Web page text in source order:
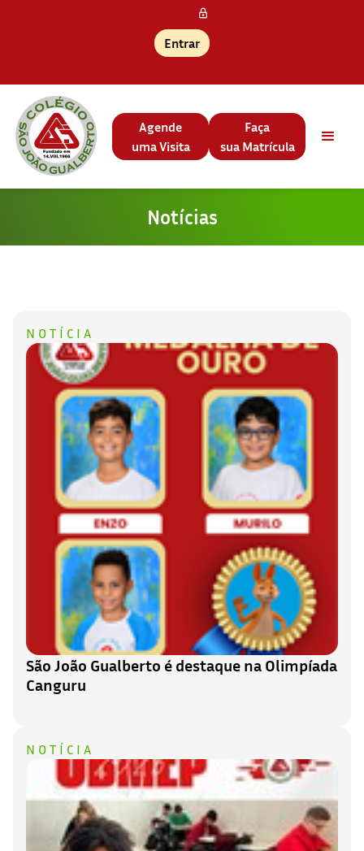
Entrar
Agende
uma Visita
Faça
sua Matrícula
Notícias
NOTÍCIA
São João Gualberto é destaque na Olimpíada
Canguru
NOTÍCIA